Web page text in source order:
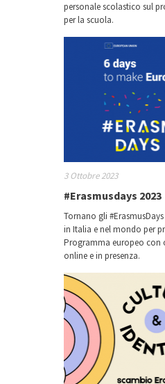
personale scolastico sul
per la scuola.
3 Ottobre 2023
#Erasmusdays 2023
Tornano gli
in Italia e nel mondo per
Programma europeo con
online e in presenza.